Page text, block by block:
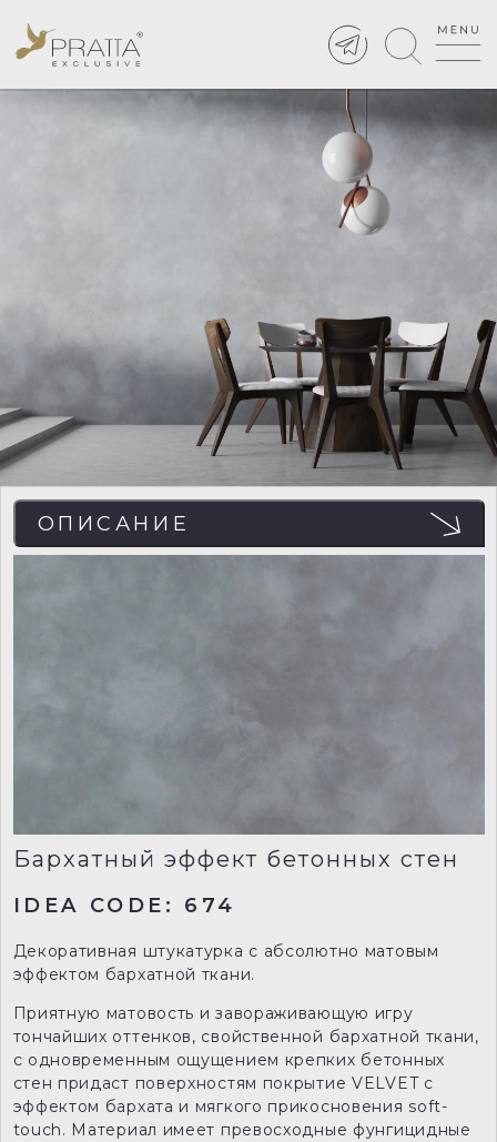
ОПИСАНИЕ
Бархатный эффект бетонных стен
IDEA CODE: 674
Декоративная штукатурка с абсолютно матовым
эффектом бархатной ткани.
Приятную матовость и завораживающую игру
тончайших оттенков, свойственной бархатной ткани,
с одновременным ощущением крепких бетонных
стен придаст поверхностям покрытие VELVET с
эффектом бархата и мягкого прикосновения soft-
touch. Материал имеет превосходные фунгицидные